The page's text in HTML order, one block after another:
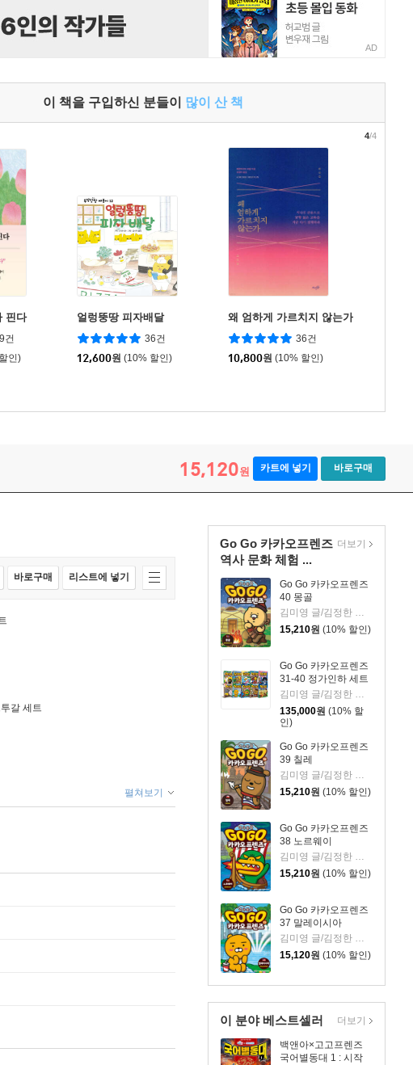
AD
이 책을 구입하신 분들이 많이 산 책
핀다
건
인)
얼렁뚱땅 피자배달
36건
12,600원 (10% 할인)
왜 엄하게 가르치지 않는가
36건
10,800원 (10% 할인)
4/4
15,120원 카트에 넣기 바로구매
Go Go 카카오프렌즈
역사 문화 체험 ...
Go Go 카카오프렌즈
40 몽골
김미영 글/김정한 그림
15,210원 (10% 할인)
Go Go 카카오프렌즈
31-40 정가인하 세트
김미영 글/김정한 그림
135,000원 (10% 할
인)
Go Go 카카오프렌즈
39 칠레
김미영 글/김정한 그림
15,210원 (10% 할인)
Go Go 카카오프렌즈
38 노르웨이
김미영 글/김정한 그림
15,210원 (10% 할인)
Go Go 카카오프렌즈
37 말레이시아
김미영 글/김정한 그림
15,120원 (10% 할인)
더보기
이 분야 베스트셀러
백앤아×고고프렌즈
국어별동대 1 : 시작
더보기
바로구매 리스트에 넣기
갈 세트
펼쳐보기